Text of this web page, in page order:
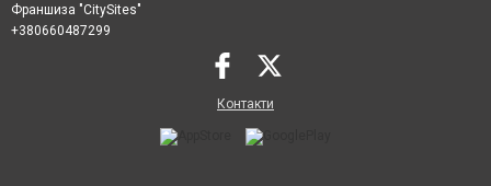
Франшиза "CitySites"
+380660487299
Контакти